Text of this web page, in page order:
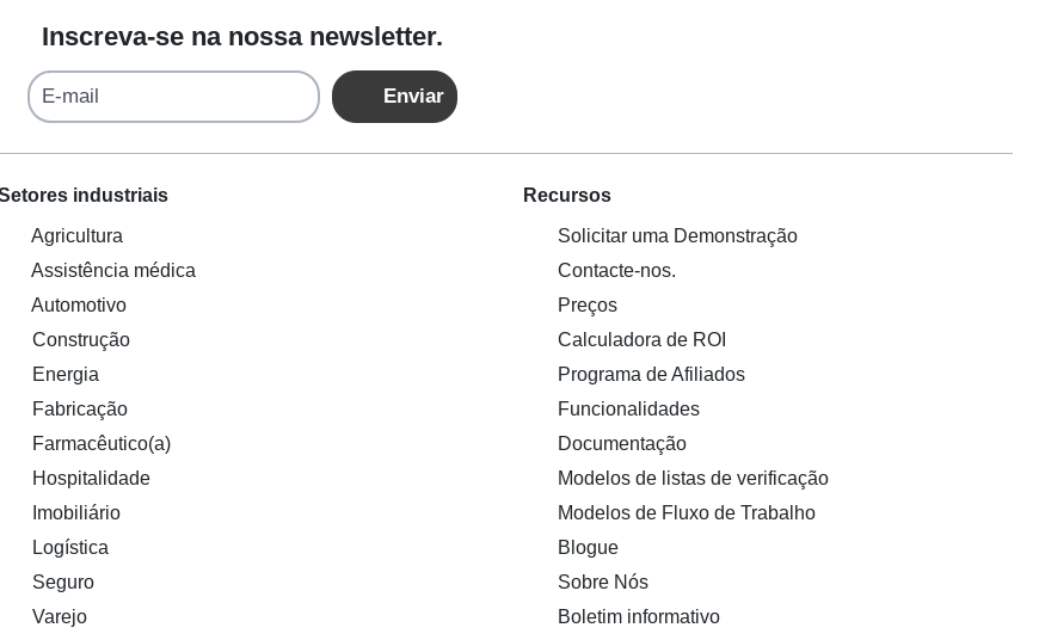
Inscreva-se na nossa newsletter.
E-mail Enviar
industriais
Agricultura
Assistência médica
Automotivo
Construção
Energia
Fabricação
Farmacêutico(a)
Hospitalidade
Imobiliário
Logística
Seguro
Varejo
Recursos
Solicitar uma Demonstração
Contacte-nos.
Preços
Calculadora de ROI
Programa de Afiliados
Funcionalidades
Documentação
Modelos de listas de verificação
Modelos de Fluxo de Trabalho
Blogue
Sobre Nós
Boletim informativo